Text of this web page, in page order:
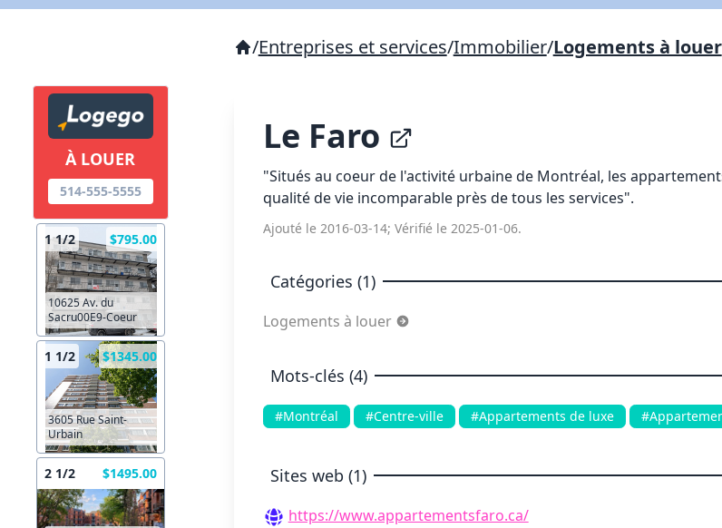
À LOUER
514-555-5555
1 1/2 $795.00
10625 Av. du
Sacru00E9-Coeur
1 1/2 $1345.00
3605 Rue Saint-
Urbain
2 1/2 $1495.00
/Entreprises et services/Immobilier/Logements à louer
Le Faro
"Situés au coeur de l'activité urbaine de Montréal, les
qualité de vie incomparable près de tous les services".
Ajouté le 2016-03-14; Vérifié le 2025-01-06.
Catégories (1)
Logements à louer
Mots-clés (4)
#Montréal #Centre-ville #Appartements de luxe
Sites web (1)
https://www.appartementsfaro.ca/
Lien vers inscription (sera inclus dans courriel)